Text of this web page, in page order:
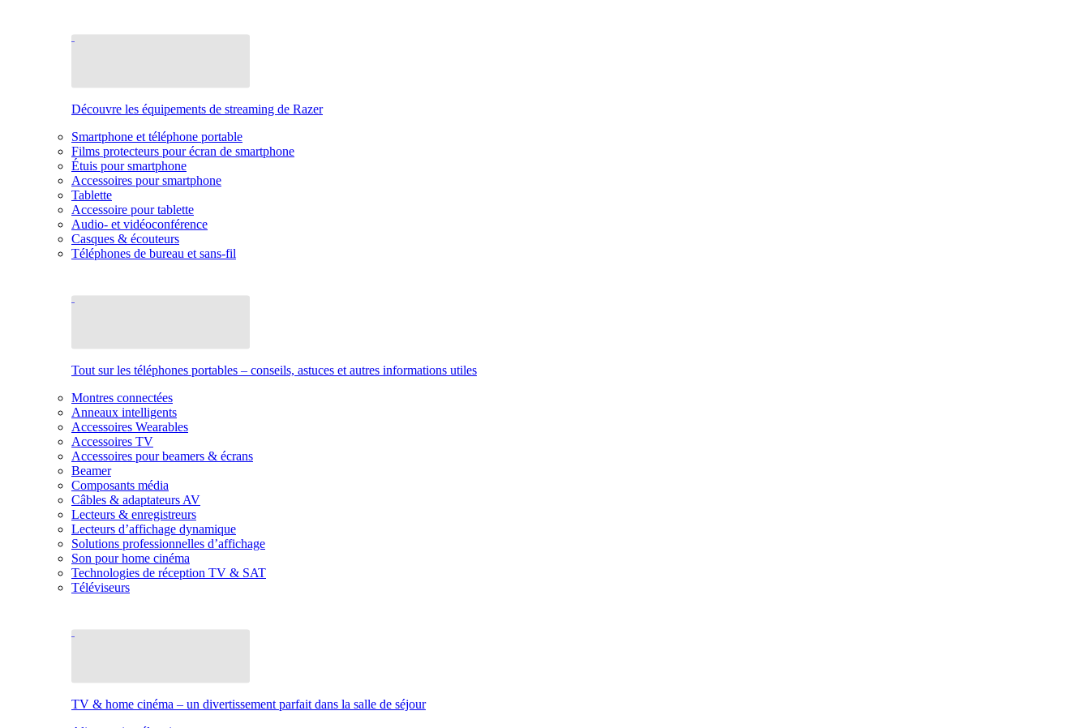
Découvre les équipements de streaming de Razer
Smartphone et téléphone portable
Films protecteurs pour écran de smartphone
Étuis pour smartphone
Accessoires pour smartphone
Tablette
Accessoire pour tablette
Audio- et vidéoconférence
Casques & écouteurs
Téléphones de bureau et sans-fil
Tout sur les téléphones portables – conseils, astuces et autres informations utiles
Montres connectées
Anneaux intelligents
Accessoires Wearables
Accessoires TV
Accessoires pour beamers & écrans
Beamer
Composants média
Câbles & adaptateurs AV
Lecteurs & enregistreurs
Lecteurs d’affichage dynamique
Solutions professionnelles d’affichage
Son pour home cinéma
Technologies de réception TV & SAT
Téléviseurs
TV & home cinéma – un divertissement parfait dans la salle de séjour